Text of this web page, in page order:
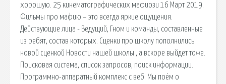
хорошую. 25 кинематографических мафиози 16 Март 2019.
Фильмы про мафию – это всегда яркие ощущения.
Действующие лица - Ведущий, Гном и команды, составленные
из ребят, состав которых. Сценки про школу пополнились
новой сценкой Новости нашей школы , а вскоре выйдет тоже.
Поисковая сиcтема, список запросов, поиск информации.
Программно-аппаратный комплекс с веб. Мы поём о